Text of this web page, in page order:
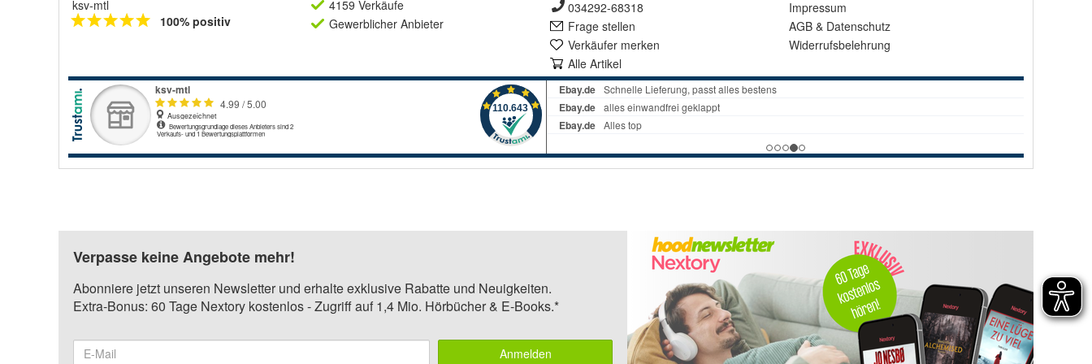
ksv-mtl
100% positiv
4159 Verkäufe
Gewerblicher Anbieter
034292-68318
Frage stellen
Verkäufer merken
Alle Artikel
Impressum
AGB & Datenschutz
Widerrufsbelehrung
Verpasse keine Angebote mehr!
Abonniere jetzt unseren Newsletter und erhalte exklusive Rabatte und Neuigkeiten.
Extra-Bonus: 60 Tage Nextory kostenlos - Zugriff auf 1,4 Mio. Hörbücher & E-Books.*
Anmelden